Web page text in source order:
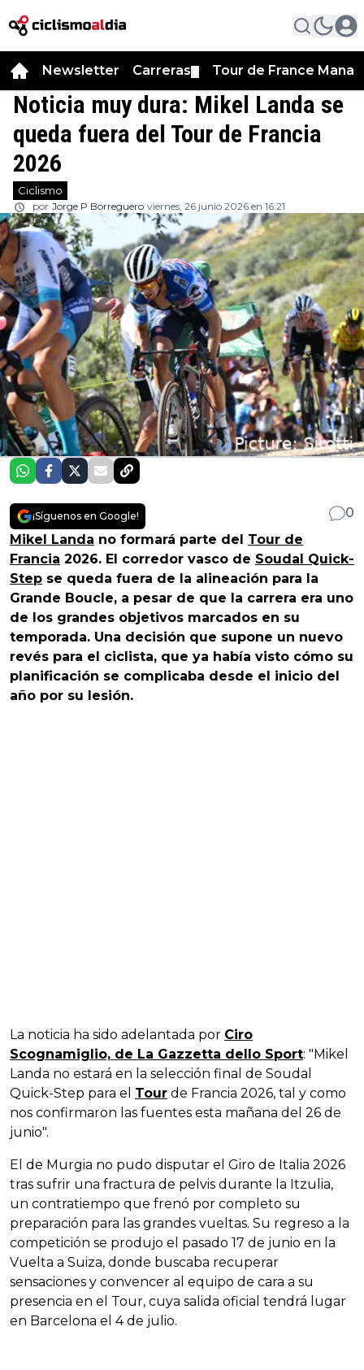
Newsletter Carreras Tour de France
Noticia muy dura: Mikel Landa se
queda fuera del Tour de Francia
2026
Ciclismo
por Jorge P Borreguero viernes, 26 junio 2026 en 16:21
¡Síguenos en Google!
0
Mikel Landa no formará parte del Tour de
Francia 2026. El corredor vasco de Soudal Quick-
Step se queda fuera de la alineación para la
Grande Boucle, a pesar de que la carrera era uno
de los grandes objetivos marcados en su
temporada. Una decisión que supone un nuevo
revés para el ciclista, que ya había visto cómo su
planificación se complicaba desde el inicio del
año por su lesión.
La noticia ha sido adelantada por Ciro
Scognamiglio, de La Gazzetta dello Sport: "Mikel
Landa no estará en la selección final de Soudal
Quick-Step para el Tour de Francia 2026, tal y como
nos confirmaron las fuentes esta mañana del 26 de
junio".
El de Murgia no pudo disputar el Giro de Italia 2026
tras sufrir una fractura de pelvis durante la Itzulia,
un contratiempo que frenó por completo su
preparación para las grandes vueltas. Su regreso a la
competición se produjo el pasado 17 de junio en la
Vuelta a Suiza, donde buscaba recuperar
sensaciones y convencer al equipo de cara a su
presencia en el Tour, cuya salida oficial tendrá lugar
en Barcelona el 4 de julio.